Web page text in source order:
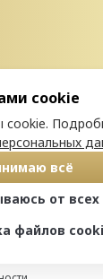
cookie
всё
от всех
файлов